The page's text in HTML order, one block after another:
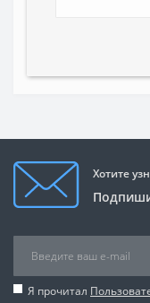
Хотите
Я прочитал